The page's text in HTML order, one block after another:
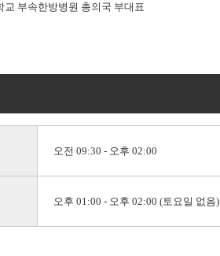
교 부속한방병원 총의국 부대표
오전 09:30 - 오후 02:00
오후 01:00 - 오후 02:00 (토요일 없음)